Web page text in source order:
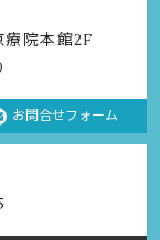
院本館2F
お問合せフォーム